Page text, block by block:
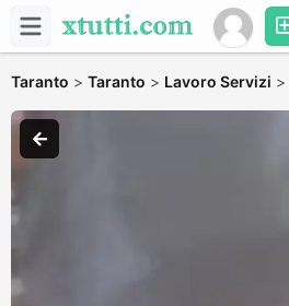
Taranto > Taranto > Lavoro Servizi >